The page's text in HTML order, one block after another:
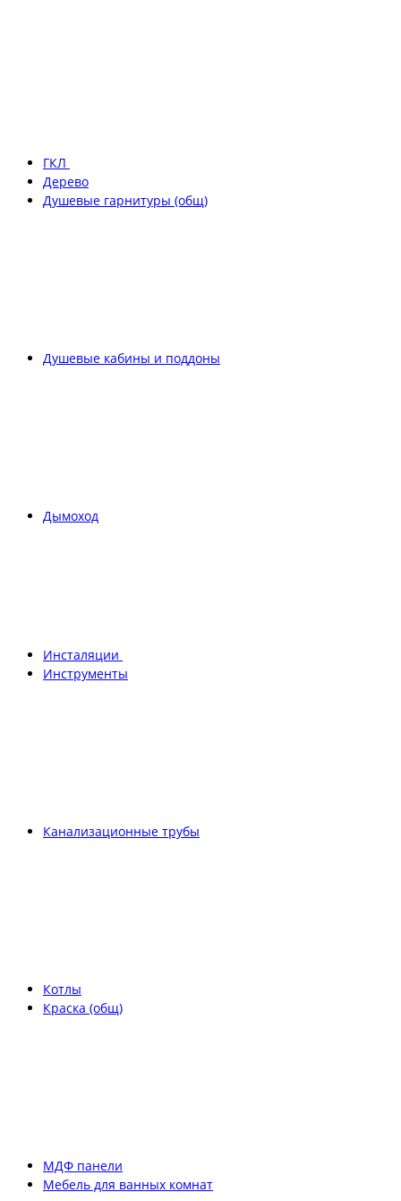
ГКЛ
Дерево
Душевые гарнитуры (общ)
Душевые кабины и поддоны
Дымоход
Инсталяции
Инструменты
Канализационные трубы
Котлы
Краска (общ)
МДФ панели
Мебель для ванных комнат